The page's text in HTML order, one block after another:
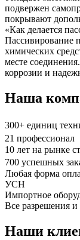
подвержен
покрывают
«Как делается
Пассивирование
химических
месте
коррозии и
Наша
300+ единиц
21
10 лет на рынке
700 успешных
Любая форма
УСН
Импортное
Все разрешения
Наши